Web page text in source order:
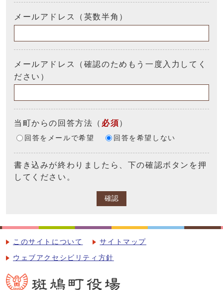
メールアドレス（英数半角）
メールアドレス（確認のためもう一度入力してく
ださい）
当町からの回答方法 （ 必須）
回答をメールで希望 回答を希望しない
書き込みが終わりましたら、下の確認ボタンを押
してください。
確認
このサイトについて サイトマップ
ウェブアクセシビリティ方針